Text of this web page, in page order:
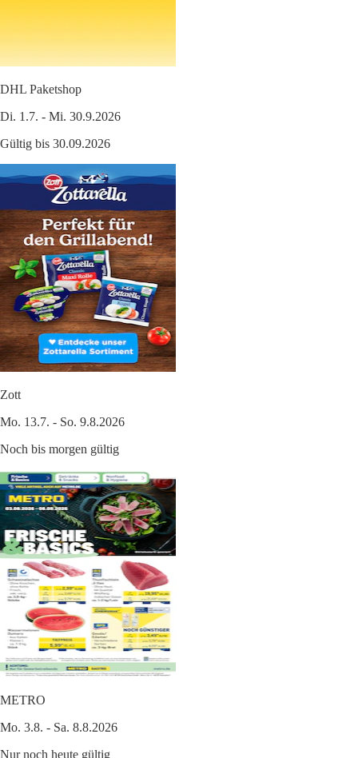
DHL Paketshop
Di. 1.7. - Mi. 30.9.2026
Gültig bis 30.09.2026
Zott
Mo. 13.7. - So. 9.8.2026
Noch bis morgen gültig
METRO
Mo. 3.8. - Sa. 8.8.2026
Nur noch heute gültig